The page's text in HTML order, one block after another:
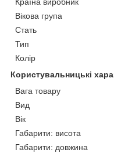
Країна виробник
Вікова група
Стать
Тип
Колір
Користувальницькі
Вага товару
Вид
Вік
Габарити: висота
Габарити: довжина